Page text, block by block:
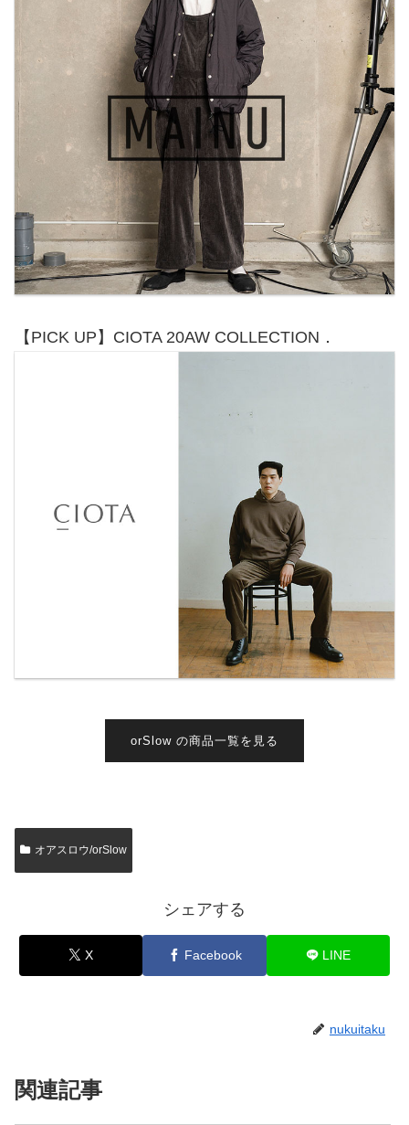
【PICK UP】CIOTA 20AW COLLECTION．
orSlow の商品一覧を見る
オアスロウ/orSlow
シェアする
X Facebook LINE
nukuitaku
関連記事